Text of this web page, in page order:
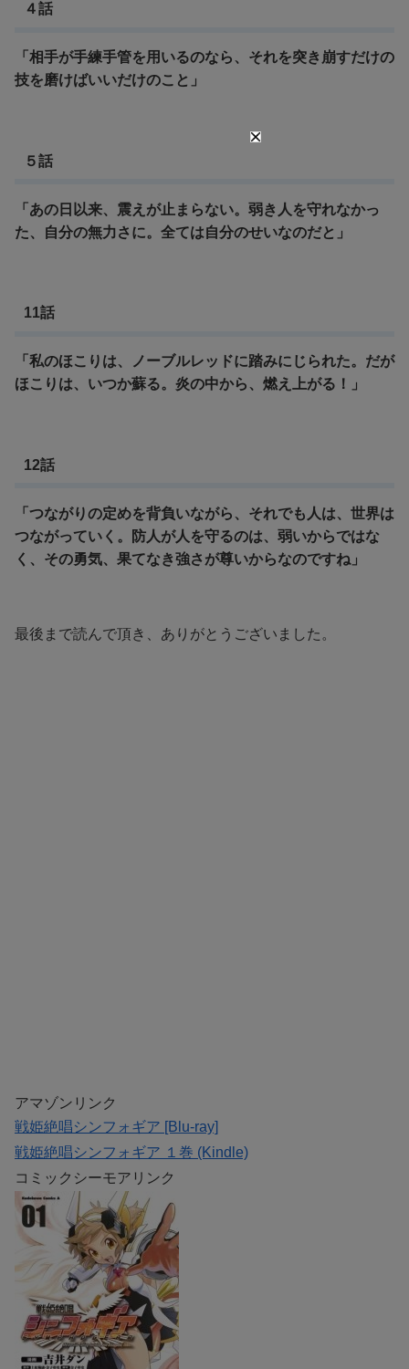
４話
「相手が手練手管を用いるのなら、それを突き崩すだけの
技を磨けばいいだけのこと」
５話
「あの日以来、震えが止まらない。 弱き人を守れなかっ
た、自分の無力さに。全ては自分のせいなのだと」
11話
「私のほこりは、ノーブルレッドに踏みにじられた。 だが
ほこりは、いつか蘇る。炎の中から、燃え上がる！」
12話
「つながりの定めを背負いながら、それでも人は、世界は
つながっていく。
防人が人を守るのは、弱いからではな
く、その勇気、果てなき強さが尊いからなのですね」
最後まで読んで頂き、ありがとうございました。
アマゾンリンク
戦姫絶唱シンフォギア [Blu-ray]
戦姫絶唱シンフォギア １巻 (Kindle)
コミックシーモアリンク